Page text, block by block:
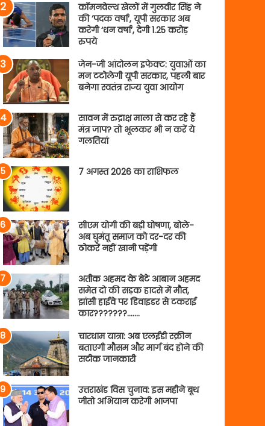
कॉमनवेल्थ खेलों में गुलवीर सिंह ने
की ‘पदक वर्षा’, यूपी सरकार अब
करेगी ‘धन वर्षा’, देगी 1.25 करोड़
रुपये
जेन-जी आंदोलन इफेक्ट: युवाओं का
मन टटोलेगी यूपी सरकार, पहली बार
बनेगा स्वतंत्र राज्य युवा आयोग
सावन में रुद्राक्ष माला से कर रहे हैं
मंत्र जाप? तो भूलकर भी न करें ये
गलतियां
7 अगस्त 2026 का राशिफल
सीएम योगी की बड़ी घोषणा, बोले-
अब घुमंतू समाज को दर-दर की
ठोकरें नहीं खानी पड़ेंगी
अतीक अहमद के बेटे आबान अहमद
समेत दो की सड़क हादसे में मौत,
झांसी हाईवे पर डिवाइडर से टकराई
कार???????…….
चारधाम यात्रा: अब एलईडी स्क्रीन
बताएगी मौसम और मार्ग बंद होने की
सटीक जानकारी
उत्तराखंड विस चुनाव: इस महीने बूथ
जीतो अभियान करेगी भाजपा